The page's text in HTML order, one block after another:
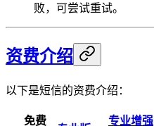
败，可尝试重试。
资费介绍
以下是短信的资费介绍：
免费
专业增强